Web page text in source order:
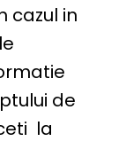
cazul in
de
la